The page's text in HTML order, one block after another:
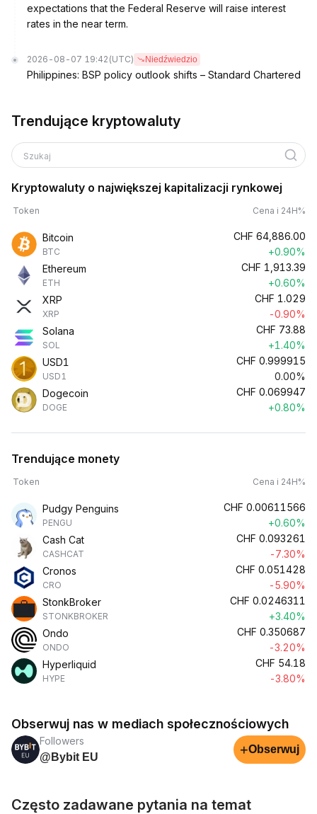
expectations that the Federal Reserve will raise interest
rates in the near term.
2026-08-07 19:42 (UTC) Niedźwiedzio
Philippines: BSP policy outlook shifts – Standard Chartered
Trendujące kryptowaluty
Szukaj
Kryptowaluty o największej kapitalizacji rynkowej
Token Cena i 24H%
Bitcoin
BTC
CHF 64,886.00
+0.90%
Ethereum
ETH
CHF 1,913.39
+0.60%
XRP
XRP
CHF 1.029
-0.90%
Solana
SOL
CHF 73.88
+1.40%
USD1
USD1
CHF 0.999915
0.00%
Dogecoin
DOGE
CHF 0.069947
+0.80%
Trendujące monety
Token Cena i 24H%
Pudgy Penguins
PENGU
CHF 0.00611566
+0.60%
Cash Cat
CASHCAT
CHF 0.093261
-7.30%
Cronos
CRO
CHF 0.051428
-5.90%
StonkBroker
STONKBROKER
CHF 0.0246311
+3.40%
Ondo
ONDO
CHF 0.350687
-3.20%
Hyperliquid
HYPE
CHF 54.18
-3.80%
Obserwuj nas w mediach społecznościowych
Followers
@Bybit EU
+Obserwuj
Często zadawane pytania na temat